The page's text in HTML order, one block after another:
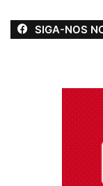
SIGA-NOS